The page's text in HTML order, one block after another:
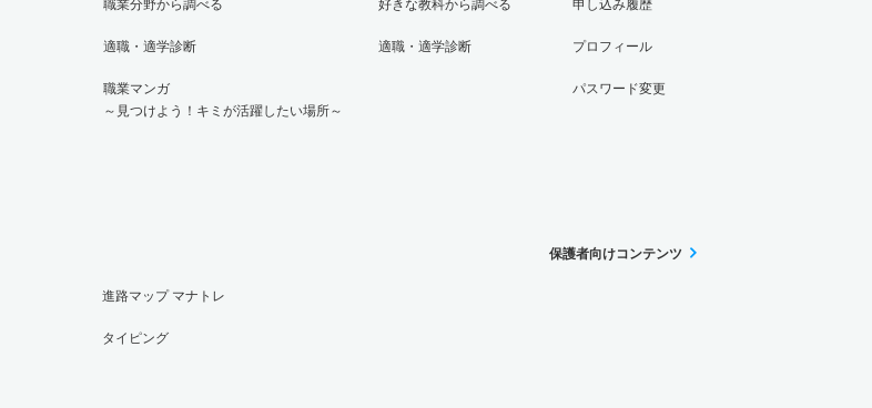
職業分野から調べる
適職・適学診断
職業マンガ
～見つけよう！キミが活躍したい場所～
好きな教科から調べる
適職・適学診断
申し込み履歴
プロフィール
パスワード変更
進路マップ マナトレ
タイピング
保護者向けコンテンツ